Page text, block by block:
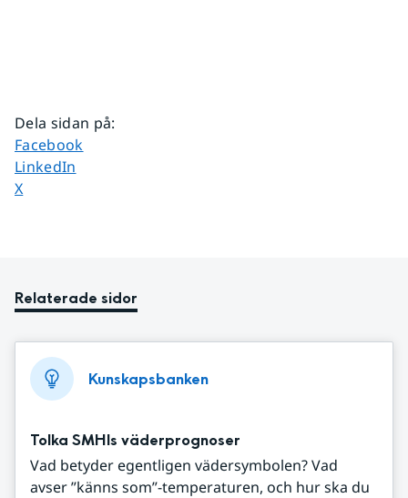
Dela sidan på:
Dela sidan på
Facebook
Dela sidan på
LinkedIn
Dela sidan på
X
Relaterade sidor
Kunskapsbanken
Tolka SMHIs väderprognoser
Vad betyder egentligen vädersymbolen? Vad
avser ”känns som”-temperaturen, och hur ska du